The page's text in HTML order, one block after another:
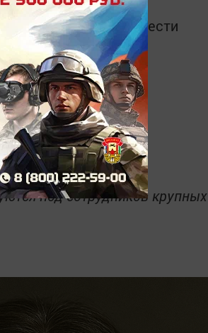
вас самому перевести
сайта.
под сотрудников крупных